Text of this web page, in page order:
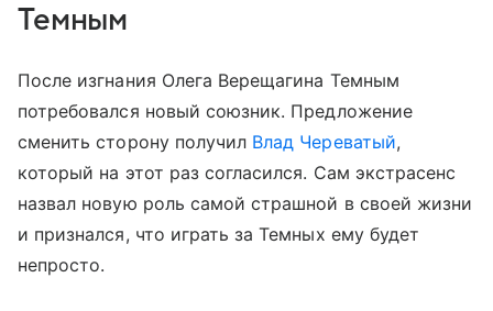
Темным
После изгнания Олега Верещагина Темным
потребовался новый союзник. Предложение
сменить сторону получил Влад Череватый,
который на этот раз согласился. Сам экстрасенс
назвал новую роль самой страшной в своей жизни
и признался, что играть за Темных ему будет
непросто.